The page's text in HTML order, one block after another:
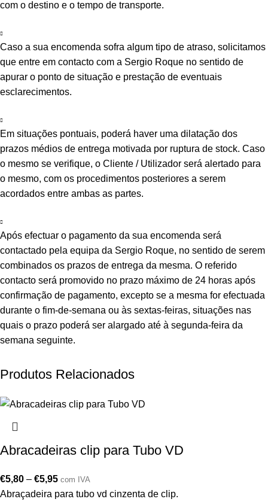
com o destino e o tempo de transporte.
Caso a sua encomenda sofra algum tipo de atraso, solicitamos
que entre em contacto com a Sergio Roque no sentido de
apurar o ponto de situação e prestação de eventuais
esclarecimentos.
Em situações pontuais, poderá haver uma dilatação dos
prazos médios de entrega motivada por ruptura de stock. Caso
o mesmo se verifique, o Cliente / Utilizador será alertado para
o mesmo, com os procedimentos posteriores a serem
acordados entre ambas as partes.
Após efectuar o pagamento da sua encomenda será
contactado pela equipa da Sergio Roque, no sentido de serem
combinados os prazos de entrega da mesma. O referido
contacto será promovido no prazo máximo de 24 horas após
confirmação de pagamento, excepto se a mesma for efectuada
durante o fim-de-semana ou às sextas-feiras, situações nas
quais o prazo poderá ser alargado até à segunda-feira da
semana seguinte.
Produtos Relacionados
Abracadeiras clip para Tubo VD
€5,80 – €5,95 com IVA
Abraçadeira para tubo vd cinzenta de clip.